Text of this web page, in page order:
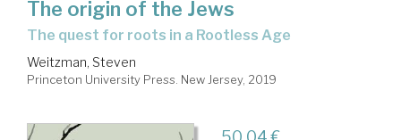
The origin of the Jews
the quest for roots in a Rootless Age
Weitzman, Steven
Princeton University Press. New Jersey, 2019